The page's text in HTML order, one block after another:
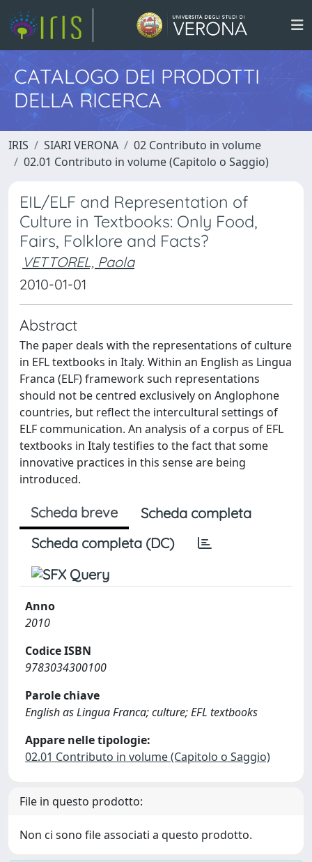
CATALOGO DEI PRODOTTI
DELLA RICERCA
IRIS SIARI VERONA
02 Contributo in volume
02.01 Contributo in volume (Capitolo o Saggio)
EIL/ELF and Representation of
Culture in Textbooks: Only Food,
Fairs, Folklore and Facts?
VETTOREL, Paola
2010-01-01
Abstract
The paper deals with the representations of culture
in EFL textbooks in Italy. Within an English as Lingua
Franca (ELF) framework such representations
should not be centred exclusively on Anglophone
countries, but reflect the intercultural settings of
ELF communication. An analysis of a corpus of EFL
textbooks in Italy testifies to the fact that some
innovative practices in this sense are being
introduced.
Scheda breve
Scheda completa
Scheda completa (DC)
Anno
2010
Codice ISBN
9783034300100
Parole chiave
English as Lingua Franca; culture; EFL textbooks
Appare nelle tipologie:
02.01 Contributo in volume (Capitolo o Saggio)
File in questo prodotto:
Non ci sono file associati a questo prodotto.